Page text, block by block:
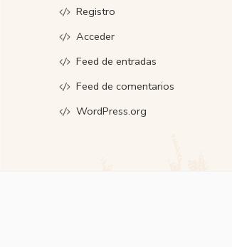
Registro
Acceder
Feed de entradas
Feed de comentarios
WordPress.org